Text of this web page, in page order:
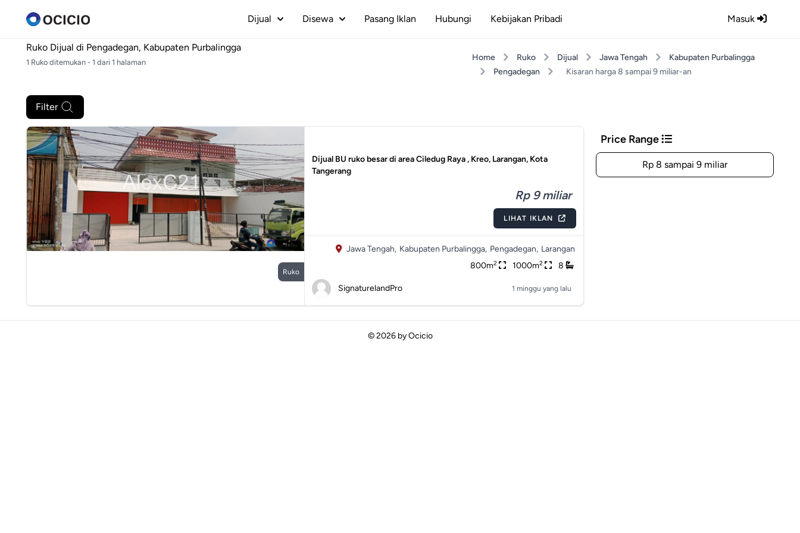
Masuk
Dijual Disewa Pasang Iklan Hubungi Kebijakan Pribadi
Ruko Dijual di Pengadegan, Kabupaten Purbalingga
1 Ruko ditemukan - 1 dari 1 halaman Home Ruko Dijual Jawa Tengah
Kabupaten Purbalingga
Pengadegan
Kisaran harga 8 sampai 9 miliar-an
Filter
Ruko
Dijual BU ruko besar di area Ciledug Raya , Kreo, Larangan, Kota
Tangerang
Rp 9 miliar
LIHAT IKLAN
Jawa Tengah, Kabupaten Purbalingga, Pengadegan, Larangan
800m2 1000m2 8
SignaturelandPro 1 minggu yang lalu
Price Range
Rp 8 sampai 9 miliar
© 2026 byOcicio